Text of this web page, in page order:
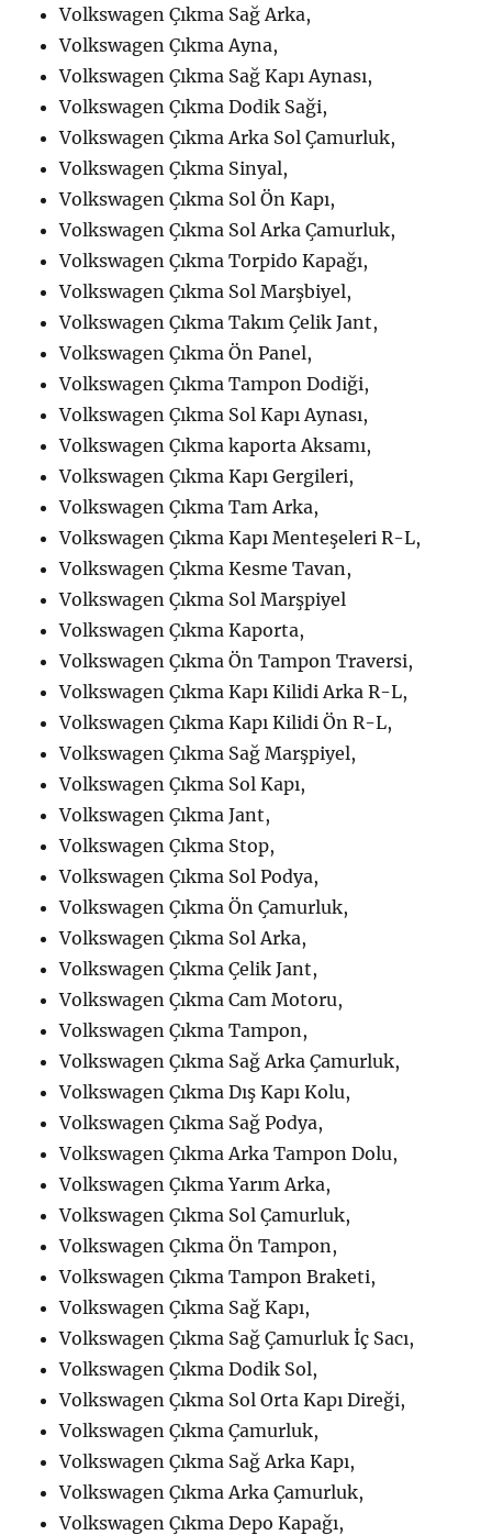
Volkswagen Çıkma Sağ Arka,
Volkswagen Çıkma Ayna,
Volkswagen Çıkma Sağ Kapı Aynası,
Volkswagen Çıkma Dodik Saği,
Volkswagen Çıkma Arka Sol Çamurluk,
Volkswagen Çıkma Sinyal,
Volkswagen Çıkma Sol Ön Kapı,
Volkswagen Çıkma Sol Arka Çamurluk,
Volkswagen Çıkma Torpido Kapağı,
Volkswagen Çıkma Sol Marşbiyel,
Volkswagen Çıkma Takım Çelik Jant,
Volkswagen Çıkma Ön Panel,
Volkswagen Çıkma Tampon Dodiği,
Volkswagen Çıkma Sol Kapı Aynası,
Volkswagen Çıkma kaporta Aksamı,
Volkswagen Çıkma Kapı Gergileri,
Volkswagen Çıkma Tam Arka,
Volkswagen Çıkma Kapı Menteşeleri R-L,
Volkswagen Çıkma Kesme Tavan,
Volkswagen Çıkma Sol Marşpiyel
Volkswagen Çıkma Kaporta,
Volkswagen Çıkma Ön Tampon Traversi,
Volkswagen Çıkma Kapı Kilidi Arka R-L,
Volkswagen Çıkma Kapı Kilidi Ön R-L,
Volkswagen Çıkma Sağ Marşpiyel,
Volkswagen Çıkma Sol Kapı,
Volkswagen Çıkma Jant,
Volkswagen Çıkma Stop,
Volkswagen Çıkma Sol Podya,
Volkswagen Çıkma Ön Çamurluk,
Volkswagen Çıkma Sol Arka,
Volkswagen Çıkma Çelik Jant,
Volkswagen Çıkma Cam Motoru,
Volkswagen Çıkma Tampon,
Volkswagen Çıkma Sağ Arka Çamurluk,
Volkswagen Çıkma Dış Kapı Kolu,
Volkswagen Çıkma Sağ Podya,
Volkswagen Çıkma Arka Tampon Dolu,
Volkswagen Çıkma Yarım Arka,
Volkswagen Çıkma Sol Çamurluk,
Volkswagen Çıkma Ön Tampon,
Volkswagen Çıkma Tampon Braketi,
Volkswagen Çıkma Sağ Kapı,
Volkswagen Çıkma Sağ Çamurluk İç Sacı,
Volkswagen Çıkma Dodik Sol,
Volkswagen Çıkma Sol Orta Kapı Direği,
Volkswagen Çıkma Çamurluk,
Volkswagen Çıkma Sağ Arka Kapı,
Volkswagen Çıkma Arka Çamurluk,
Volkswagen Çıkma Depo Kapağı,